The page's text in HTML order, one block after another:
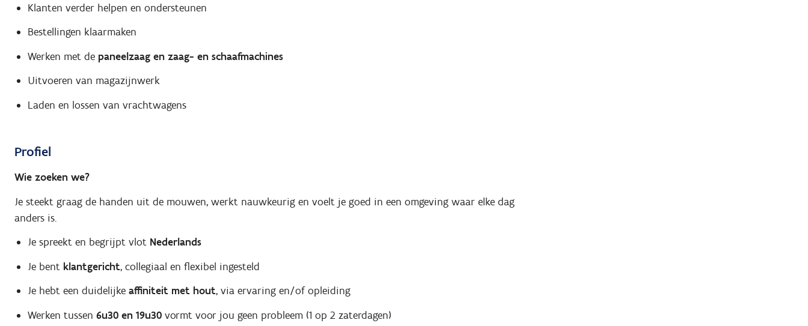
Klanten verder helpen en ondersteunen
Bestellingen klaarmaken
Werken met de paneelzaag en zaag- en schaafmachines
Uitvoeren van magazijnwerk
Laden en lossen van vrachtwagens
Profiel
Wie zoeken we?
Je steekt graag de handen uit de mouwen, werkt nauwkeurig en voelt je goed in een omgeving waar elke dag
anders is.
Je spreekt en begrijpt vlot Nederlands
Je bent klantgericht, collegiaal en flexibel ingesteld
Je hebt een duidelijke affiniteit met hout, via ervaring en/of opleiding
Werken tussen 6u30 en 19u30vormt voor jou geen probleem (1 op 2 zaterdagen)